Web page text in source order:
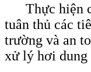
Thực hiện
tuân thủ các
trường và an
xử lý hơi dung